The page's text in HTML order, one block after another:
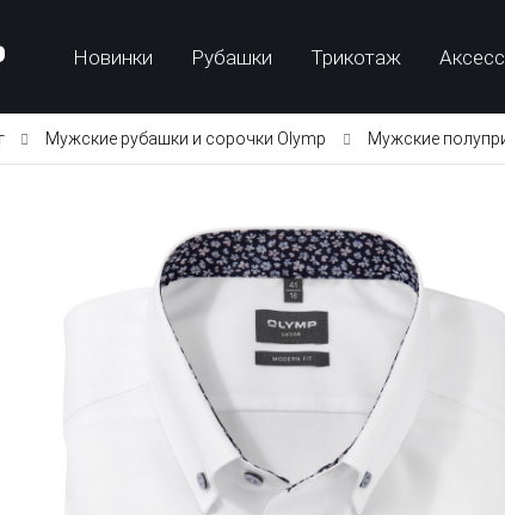
Новинки Рубашки Трикотаж
Мужские рубашки и сорочки Olymp Мужские